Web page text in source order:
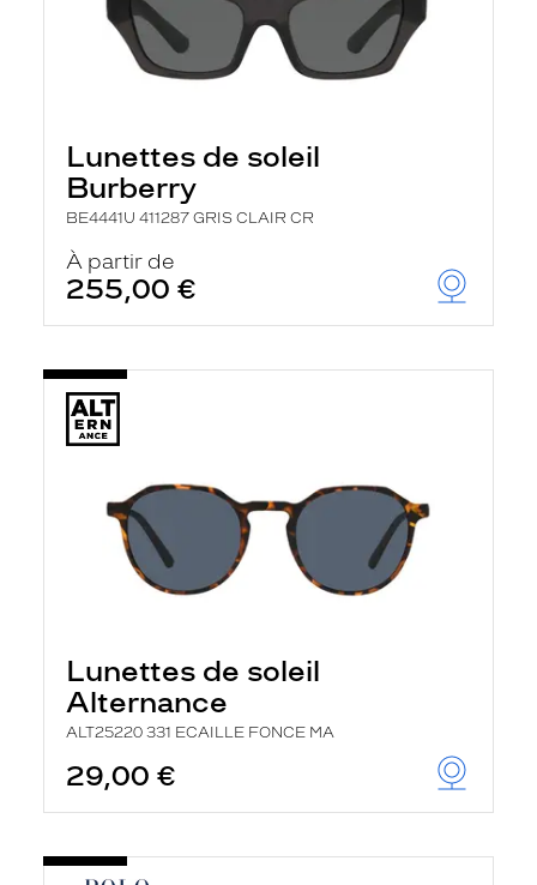
Lunettes de soleil
Burberry
BE4441U 411287 GRIS CLAIR CR
À partir de
255,00 €
Lunettes de soleil
Alternance
ALT25220 331 ECAILLE FONCE MA
29,00 €